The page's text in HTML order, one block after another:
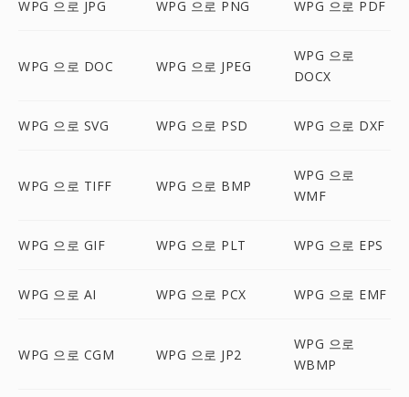
WPG 으로 JPG WPG 으로 PNG WPG 으로 PDF
WPG 으로 DOC WPG 으로 JPEG
WPG 으로
DOCX
WPG 으로 SVG WPG 으로 PSD WPG 으로 DXF
WPG 으로 TIFF WPG 으로 BMP
WPG 으로
WMF
WPG 으로 GIF WPG 으로 PLT WPG 으로 EPS
WPG 으로 AI WPG 으로 PCX WPG 으로 EMF
WPG 으로 CGM WPG 으로 JP2
WPG 으로
WBMP